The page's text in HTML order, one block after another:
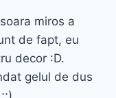
miros a
de fapt, eu
decor :D.
gelul de dus